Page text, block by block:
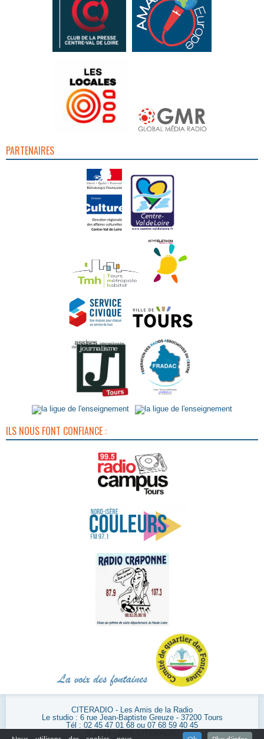
PARTENAIRES
ILS NOUS FONT CONFIANCE :
CITERADIO - Les Amis de la Radio
Le studio : 6 rue Jean-Baptiste Greuze - 37200 Tours
Tél : 02 45 47 01 68 ou 07 68 59 40 45